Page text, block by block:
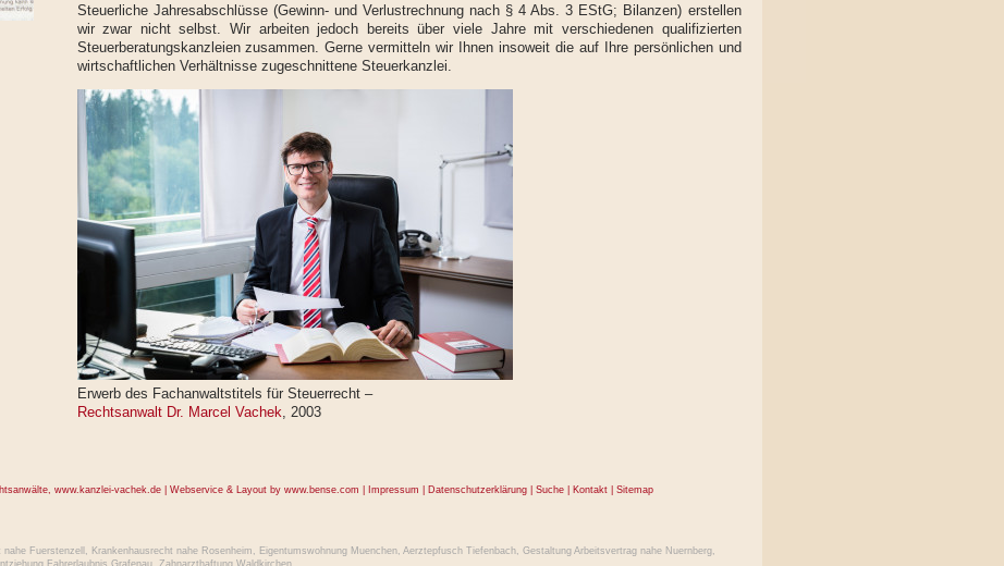
Steuerliche Jahresabschlüsse (Gewinn- und Verlustrechnung nach § 4 Abs. 3 EStG; Bilanzen) erstellen
wir zwar nicht selbst. Wir arbeiten jedoch bereits über viele Jahre mit verschiedenen qualifizierten
Steuerberatungskanzleien zusammen. Gerne vermitteln wir Ihnen insoweit die auf Ihre persönlichen und
wirtschaftlichen Verhältnisse zugeschnittene Steuerkanzlei.
Erwerb des Fachanwaltstitels für Steuerrecht –
Rechtsanwalt Dr. Marcel Vachek, 2003
www.kanzlei-vachek.de| Webservice & Layout by www.bense.com Impressum Datenschutzerklärung| Suche| Kontakt| Sitemap
Fuerstenzell , Krankenhausrecht nahe Rosenheim , Eigentumswohnung Muenchen, Aerztepfusch Tiefenbach, Gestaltung Arbeitsvertrag nahe Nuernberg,